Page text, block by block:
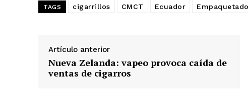
TAGS cigarrillos CMCT Ecuador Empaquetado
Artículo anterior
Nueva Zelanda: vapeo provoca caída de
ventas de cigarros